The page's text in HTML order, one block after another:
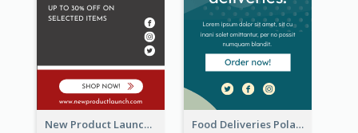
New Product Launch Promotion Wide Skyscraper Banner Food Deliveries Polaroid Photos Wide Skyscraper Banner